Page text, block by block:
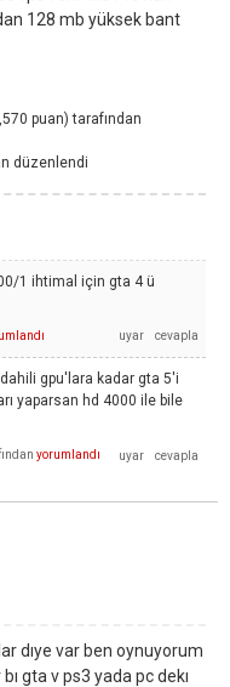
128 mb yüksek bant
puan) tarafından
düzenlendi
1 ihtimal için gta 4 ü
gpu'lara kadar gta 5'i
yaparsan hd 4000 ile bile
yorumlandı
dıye var ben oynuyorum
gta v ps3 yada pc dekı